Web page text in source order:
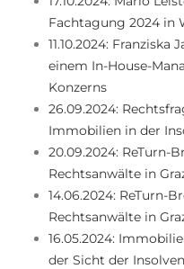
Fachtagung 2024 in
11.10.2024: Franziska
einem In-House-
Konzerns
26.09.2024:
Immobilien in der
20.09.2024: ReTurn-
Rechtsanwälte in
14.06.2024: ReTurn-
Rechtsanwälte in
16.05.2024:
der Sicht der